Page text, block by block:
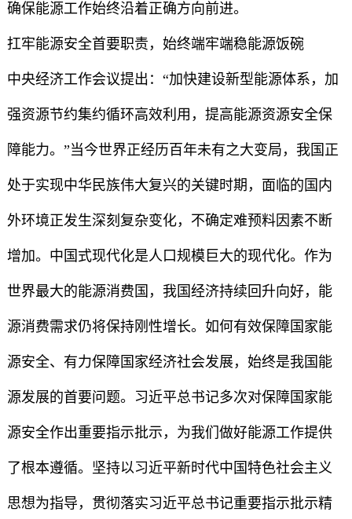
确保能源工作始终沿着正确方向前进。
扛牢能源安全首要职责，始终端牢端稳能源饭碗
中央经济工作会议提出：“加快建设新型能源体系，加
强资源节约集约循环高效利用，提高能源资源安全保
障能力。”当今世界正经历百年未有之大变局，我国正
处于实现中华民族伟大复兴的关键时期，面临的国内
外环境正发生深刻复杂变化，不确定难预料因素不断
增加。中国式现代化是人口规模巨大的现代化。作为
世界最大的能源消费国，我国经济持续回升向好，能
源消费需求仍将保持刚性增长。如何有效保障国家能
源安全、有力保障国家经济社会发展，始终是我国能
源发展的首要问题。习近平总书记多次对保障国家能
源安全作出重要指示批示，为我们做好能源工作提供
了根本遵循。坚持以习近平新时代中国特色社会主义
思想为指导，贯彻落实习近平总书记重要指示批示精